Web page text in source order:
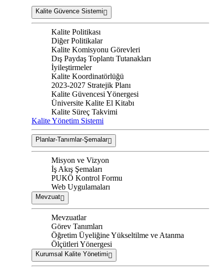
Kalite Güvence Sistemi
Kalite Politikası
Diğer Politikalar
Kalite Komisyonu Görevleri
Dış Paydaş Toplantı Tutanakları
İyileştirmeler
Kalite Koordinatörlüğü
2023-2027 Stratejik Planı
Kalite Güvencesi Yönergesi
Üniversite Kalite El Kitabı
Kalite Süreç Takvimi
Kalite Yönetim Sistemi
Planlar-Tanımlar-Şemalar
Misyon ve Vizyon
İş Akış Şemaları
PUKÖ Kontrol Formu
Web Uygulamaları
Mevzuat
Mevzuatlar
Görev Tanımları
Öğretim Üyeliğine Yükseltilme ve Atanma
Ölçütleri Yönergesi
Kurumsal Kalite Yönetimi